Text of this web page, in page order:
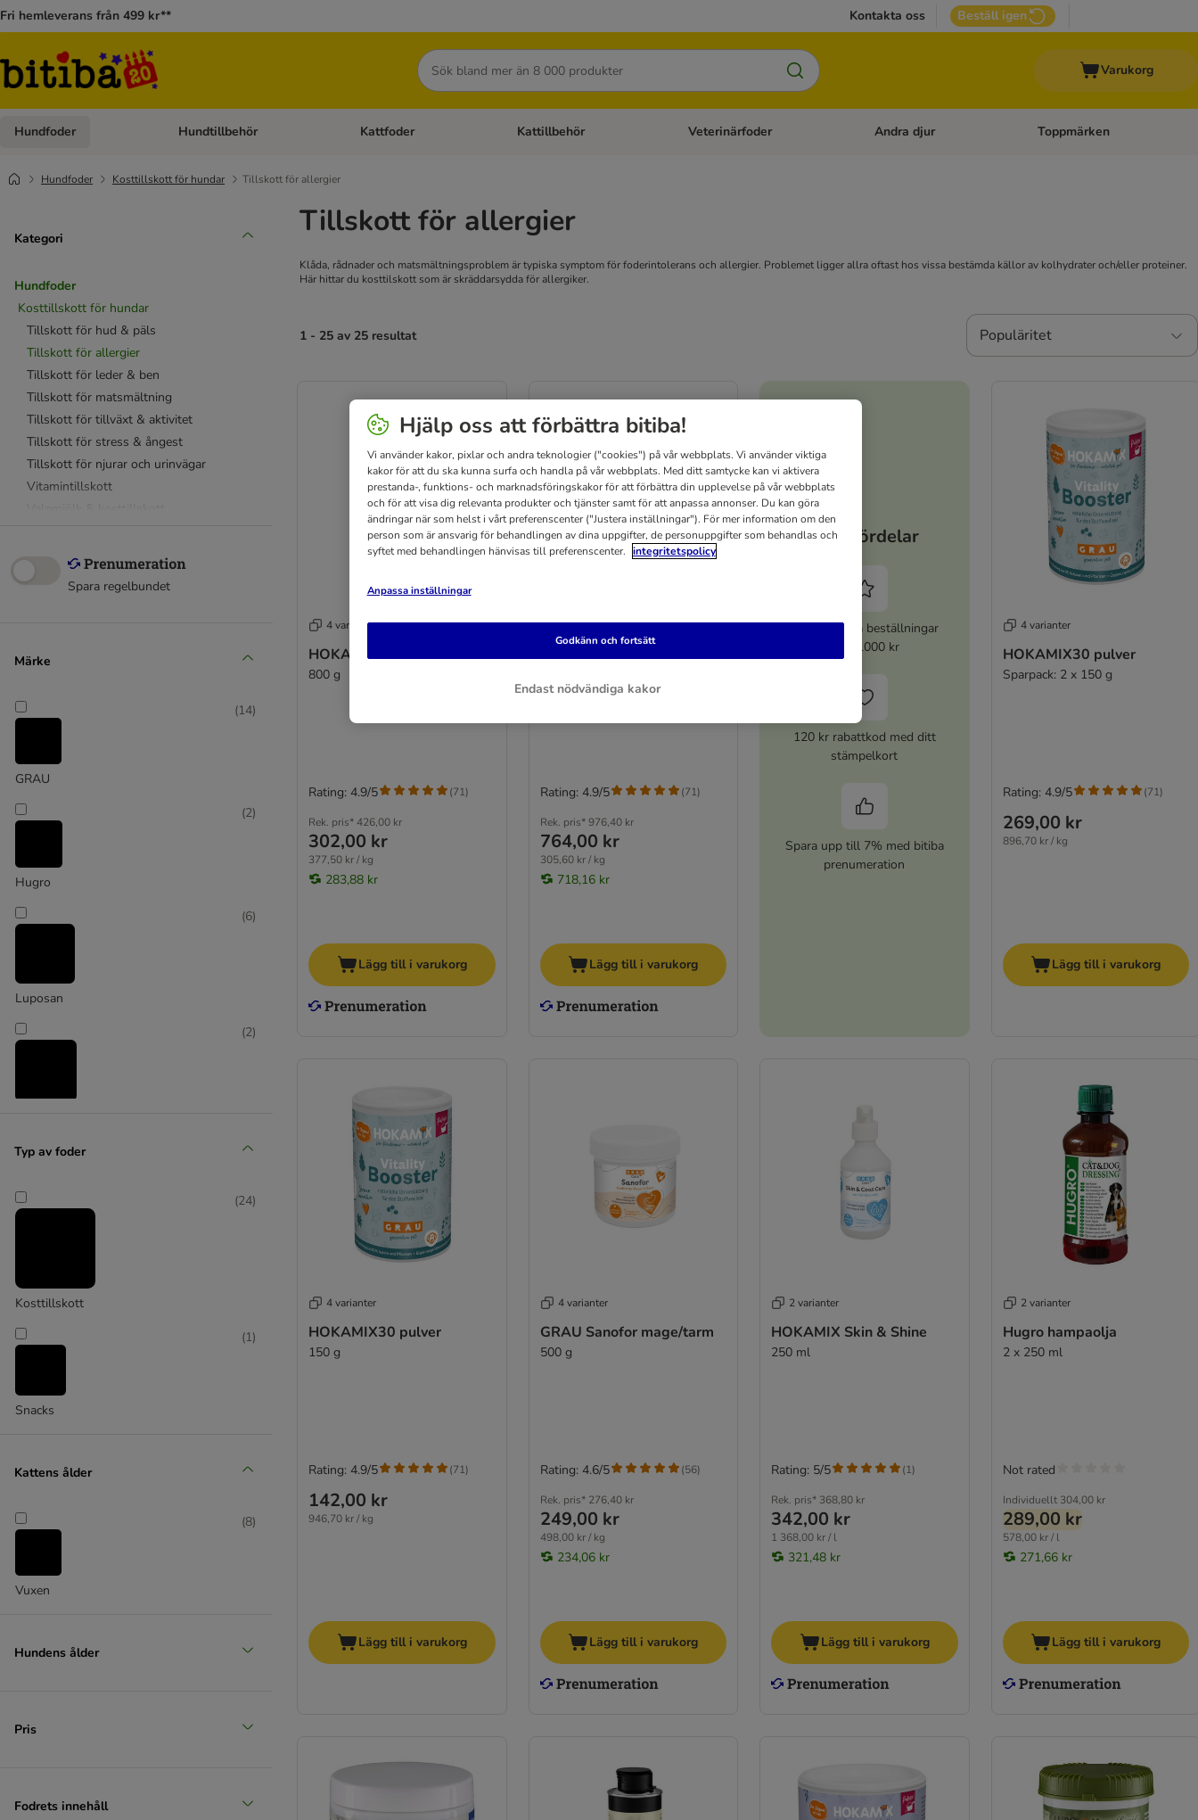
Fri hemleverans från 499 kr** Kontakta oss Beställ igen
Sök
Varukorg
Hundfoder Open category menu: Hundfoder
Hundtillbehör Open category menu: Hundtillbehör
Kattfoder Open category menu: Kattfoder
Kattillbehör Open category menu: Kattillbehör
Veterinärfoder Open category menu: Veterinärfoder
Andra djur Open category menu: Andra
Toppmärken
Hundfoder Kosttillskott för hundar Tillskott för allergier
Kategori
Hundfoder
Kosttillskott för hundar
Tillskott för hud & päls
Tillskott för allergier
Tillskott för leder & ben
Tillskott för matsmältning
Tillskott för tillväxt & aktivitet
Tillskott för stress & ångest
Tillskott för njurar och urinvägar
Vitamintillskott
Advance
Happy Dog
Oleum Canis
Paws & Patch
PRO PLAN Dog fodertillskott
Wolfsbacher Natur
Spara regelbundet
Märke
GRAU
(14)
Hugro
(2)
Luposan
(6)
(2)
Royal Canin Veterinary Diet
(1)
Typ av foder
Kosttillskott
(24)
Snacks
(1)
Kattens ålder
Vuxen
(8)
Hundens ålder
Pris
Fodrets innehåll
Tillskott för allergier
Klåda, rådnader och matsmältningsproblem är typiska symptom för foderintolerans och allergier. Problemet ligger allra oftast hos vissa bestämda källor av kolhydrater och/eller proteiner.
Här hittar du kosttilskott som är skräddarsydda för allergiker.
1 - 25 av 25 resultat Populäritet
4 varianter
HOKAMIX30 pulver
800 g
Rek. pris*426,00 kr
302,00 kr
377,50 kr / kg
283,88 kr
Rating: 4.9/5 (71)
Lägg till i varukorg
4 varianter
HOKAMIX30 pulver
Rek. pris* 976,40 kr
764,00 kr
305,60 kr / kg
718,16 kr
Rating: 4.9/5 (71)
Lägg till i varukorg
Dina fördelar
5% rabatt på beställningar
över 1000 kr
120 kr rabattkod med ditt
stämpelkort
Spara upp till 7% med bitiba
prenumeration
4 varianter
HOKAMIX30 pulver
Sparpack: 2 x 150 g
269,00 kr
896,70 kr / kg
Rating: 4.9/5 (71)
Lägg till i varukorg
4 varianter
HOKAMIX30 pulver
150 g
142,00 kr
946,70 kr / kg
Rating: 4.9/5 (71)
Lägg till i varukorg
4 varianter
GRAU Sanofor mage/tarm
500 g
Rek. pris* 276,40 kr
249,00 kr
498,00 kr / kg
234,06 kr
Rating: 4.6/5 (56)
Lägg till i varukorg
2 varianter
HOKAMIX Skin & Shine
250 ml
Rek. pris* 368,80 kr
342,00 kr
1 368,00 kr / l
321,48 kr
Rating: 5/5 (1)
Lägg till i varukorg
2 varianter
Hugro hampaolja
2 x 250 ml
Individuellt 304,00 kr
289,00 kr
578,00 kr / l
271,66 kr
Not rated
Lägg till i varukorg
Hjälp oss att förbättra bitiba!
Vi använder kakor, pixlar och andra teknologier ("cookies") på vår webbplats. Vi använder viktiga
kakor för att du ska kunna surfa och handla på vår webbplats. Med ditt samtycke kan vi aktivera
prestanda-, funktions- och marknadsföringskakor för att förbättra din upplevelse på vår webbplats
och för att visa dig relevanta produkter och tjänster samt för att anpassa annonser. Du kan göra
ändringar när som helst i vårt preferenscenter ("Justera inställningar"). För mer information om den
person som är ansvarig för behandlingen av dina uppgifter, de personuppgifter som behandlas och
syftet med behandlingen hänvisas till preferenscenter. integritetspolicy
Anpassa inställningar
Endast nödvändiga kakor
Godkänn och fortsätt